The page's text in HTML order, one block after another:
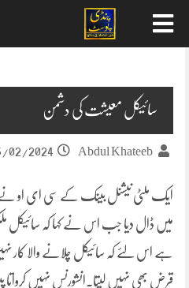
سائیکل معیشت کی دشمن
Abdul Khateeb
02/2024
ایک ملٹی نیشنل بینک کے سی ای او
میں ڈال دیا جب اس نے کہا کہ سائیکل
ہے اس لئے کہ سائیکل چلانے والا کار
قرض بھی نہیں لیتا۔انشورنس نہیں کرواتا